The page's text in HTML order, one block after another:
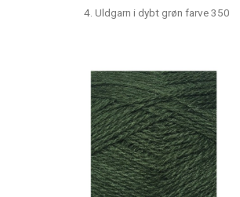
Uldgarn i dybt grøn farve 350